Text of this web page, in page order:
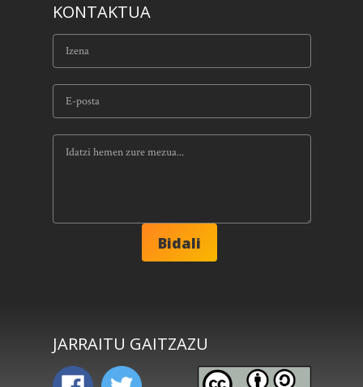
KONTAKTUA
JARRAITU GAITZAZU